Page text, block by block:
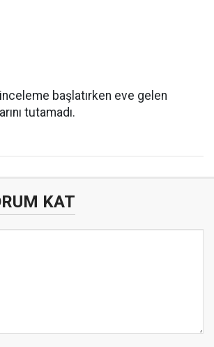
başlatırken eve gelen
tutamadı.
KAT